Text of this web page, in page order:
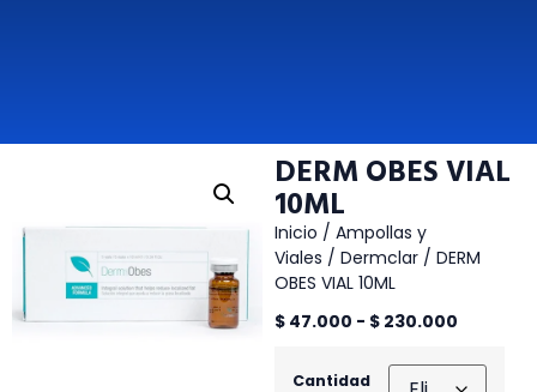
DERM OBES VIAL
10ML
Inicio / Ampollas y
Viales / Dermclar/ DERM
OBES VIAL 10ML
$47.000 - $230.000
Cantidad